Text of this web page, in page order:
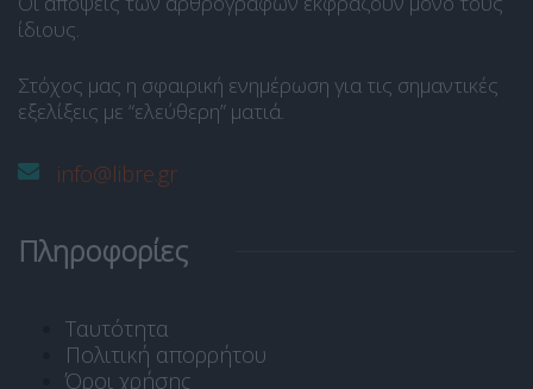
ίδιους.
Στόχος μας η σφαιρική ενημέρωση για τις σημαντικές
εξελίξεις με “ελεύθερη” ματιά.
info@libre.gr
Πληροφορίες
Ταυτότητα
Πολιτική απορρήτου
Όροι χρήσης